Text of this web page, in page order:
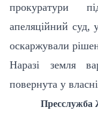
прокуратури
апеляційний суд,
оскаржували
Наразі земля
повернута у
Пресслужба